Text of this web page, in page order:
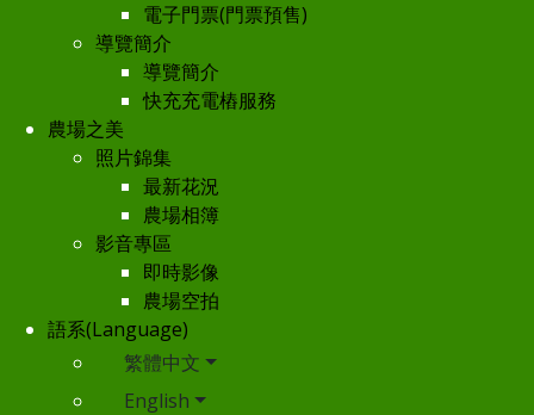
電子門票(門票預售)
導覽簡介
導覽簡介
快充充電樁服務
農場之美
照片錦集
最新花況
農場相簿
影音專區
即時影像
農場空拍
語系(Language)
繁體中文
English